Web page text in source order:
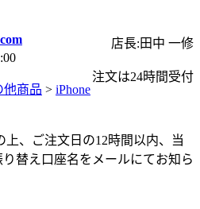
店長:田中 一修
注文は24時間受付
他商品 > iPhone
、ご注文日の12時間以内、当
替え口座名をメールにてお知ら